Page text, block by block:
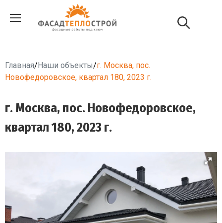
Главная/Наши объекты/г. Москва, пос.
Новофедоровское, квартал 180, 2023 г.
г. Москва, пос. Новофедоровское,
квартал 180, 2023 г.